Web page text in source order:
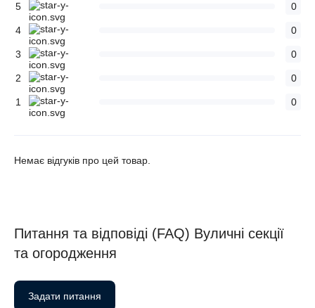
5 0
4 0
3 0
2 0
1 0
Немає відгуків про цей товар.
Питання та відповіді (FAQ) Вуличні секції
та огородження
Задати питання